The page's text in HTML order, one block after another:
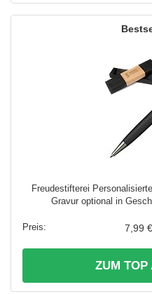
Freudestifterei
Gravur optional in
7,99 €
ZUM TOP